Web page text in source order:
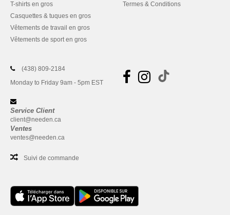
T-shirts en gros
Casquettes & tuques en gros
Vêtements de travail en gros
Vêtements de sport en gros
Termes & Conditions
(438) 809-2184
Monday to Friday 9am - 5pm EST
Service Client
client@needen.ca
Ventes
ventes@needen.ca
Suivi de commande